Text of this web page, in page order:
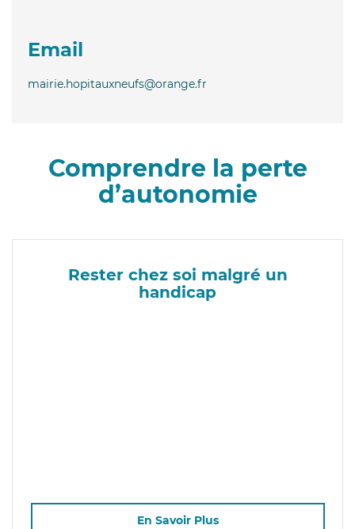
Email
mairie.hopitauxneufs@orange.fr
Comprendre la perte
d’autonomie
Rester chez soi malgré un
handicap
En Savoir Plus